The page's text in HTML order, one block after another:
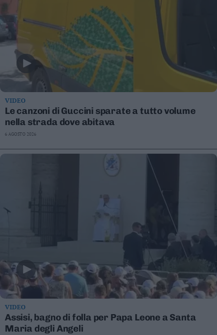
VIDEO
Le canzoni di Guccini sparate a tutto volume
nella strada dove abitava
6 AGOSTO 2026
VIDEO
Assisi, bagno di folla per Papa Leone a Santa
Maria degli Angeli